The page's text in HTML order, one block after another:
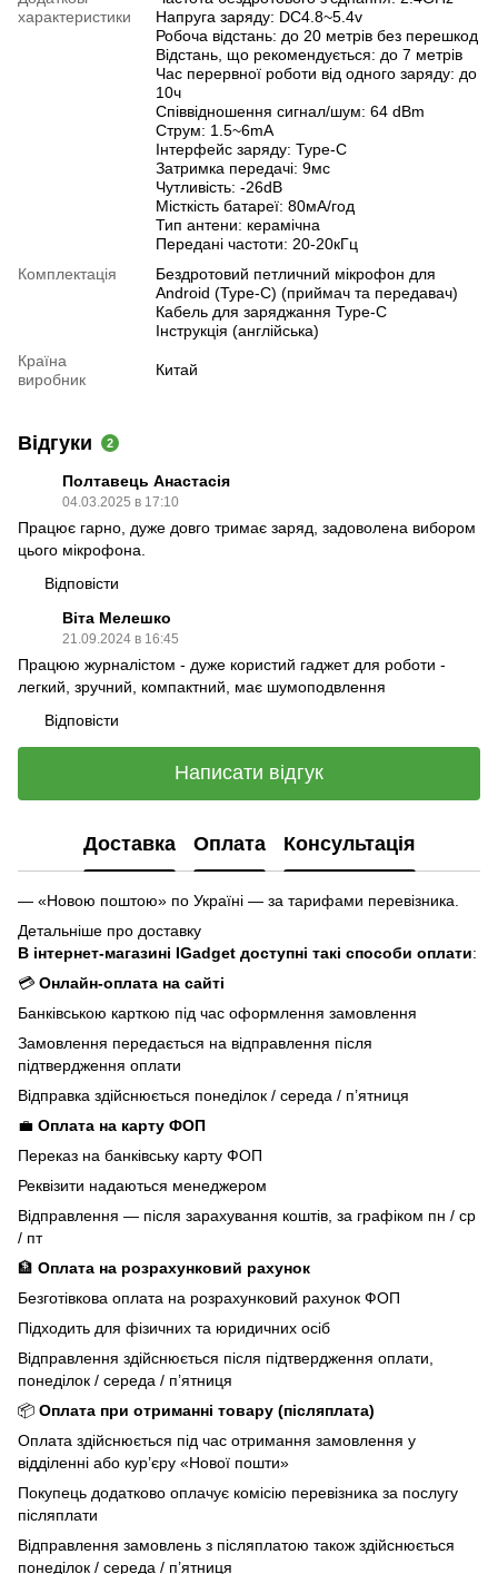
характеристики
Напруга заряду: DC4.8~5.4v
Робоча відстань: до 20 метрів без перешкод
Відстань, що рекомендується: до 7 метрів
Час перервної роботи від одного заряду: до
10ч
Співвідношення сигнал/шум: 64 dBm
Струм: 1.5~6mA
Інтерфейс заряду: Type-C
Затримка передачі: 9мс
Чутливість: -26dB
Місткість батареї: 80мА/год
Тип антени: керамічна
Передані частоти: 20-20кГц
Комплектація
Бездротовий петличний мікрофон для
Android (Type-C) (приймач та передавач)
Кабель для заряджання Type-C
Інструкція (англійська)
Країна
виробник
Китай
Відгуки 2
Полтавець Анастасія
04.03.2025 в 17:10
Працює гарно, дуже довго тримає заряд, задоволена вибором
цього мікрофона.
Відповісти
Віта Мелешко
21.09.2024 в 16:45
Працюю журналістом - дуже користий гаджет для роботи -
легкий, зручний, компактний, має шумоподвлення
Відповісти
Написати відгук
Доставка Оплата Консультація
— «Новою поштою» по Україні — за тарифами перевізника.
Детальніше про доставку
В інтернет-магазині IGadget доступні такі способи оплати:
💳 Онлайн-оплата на сайті
Банківською карткою під час оформлення замовлення
Замовлення передається на відправлення після
підтвердження оплати
Відправка здійснюється понеділок / середа / п’ятниця
💼 Оплата на карту ФОП
Переказ на банківську карту ФОП
Реквізити надаються менеджером
Відправлення — після зарахування коштів, за графіком пн / ср
/ пт
🏦 Оплата на розрахунковий рахунок
Безготівкова оплата на розрахунковий рахунок ФОП
Підходить для фізичних та юридичних осіб
Відправлення здійснюється після підтвердження оплати,
понеділок / середа / п’ятниця
📦 Оплата при отриманні товару (післяплата)
Оплата здійснюється під час отримання замовлення у
відділенні або кур’єру «Нової пошти»
Покупець додатково оплачує комісію перевізника за послугу
післяплати
Відправлення замовлень з післяплатою також здійснюється
понеділок / середа / п’ятниця